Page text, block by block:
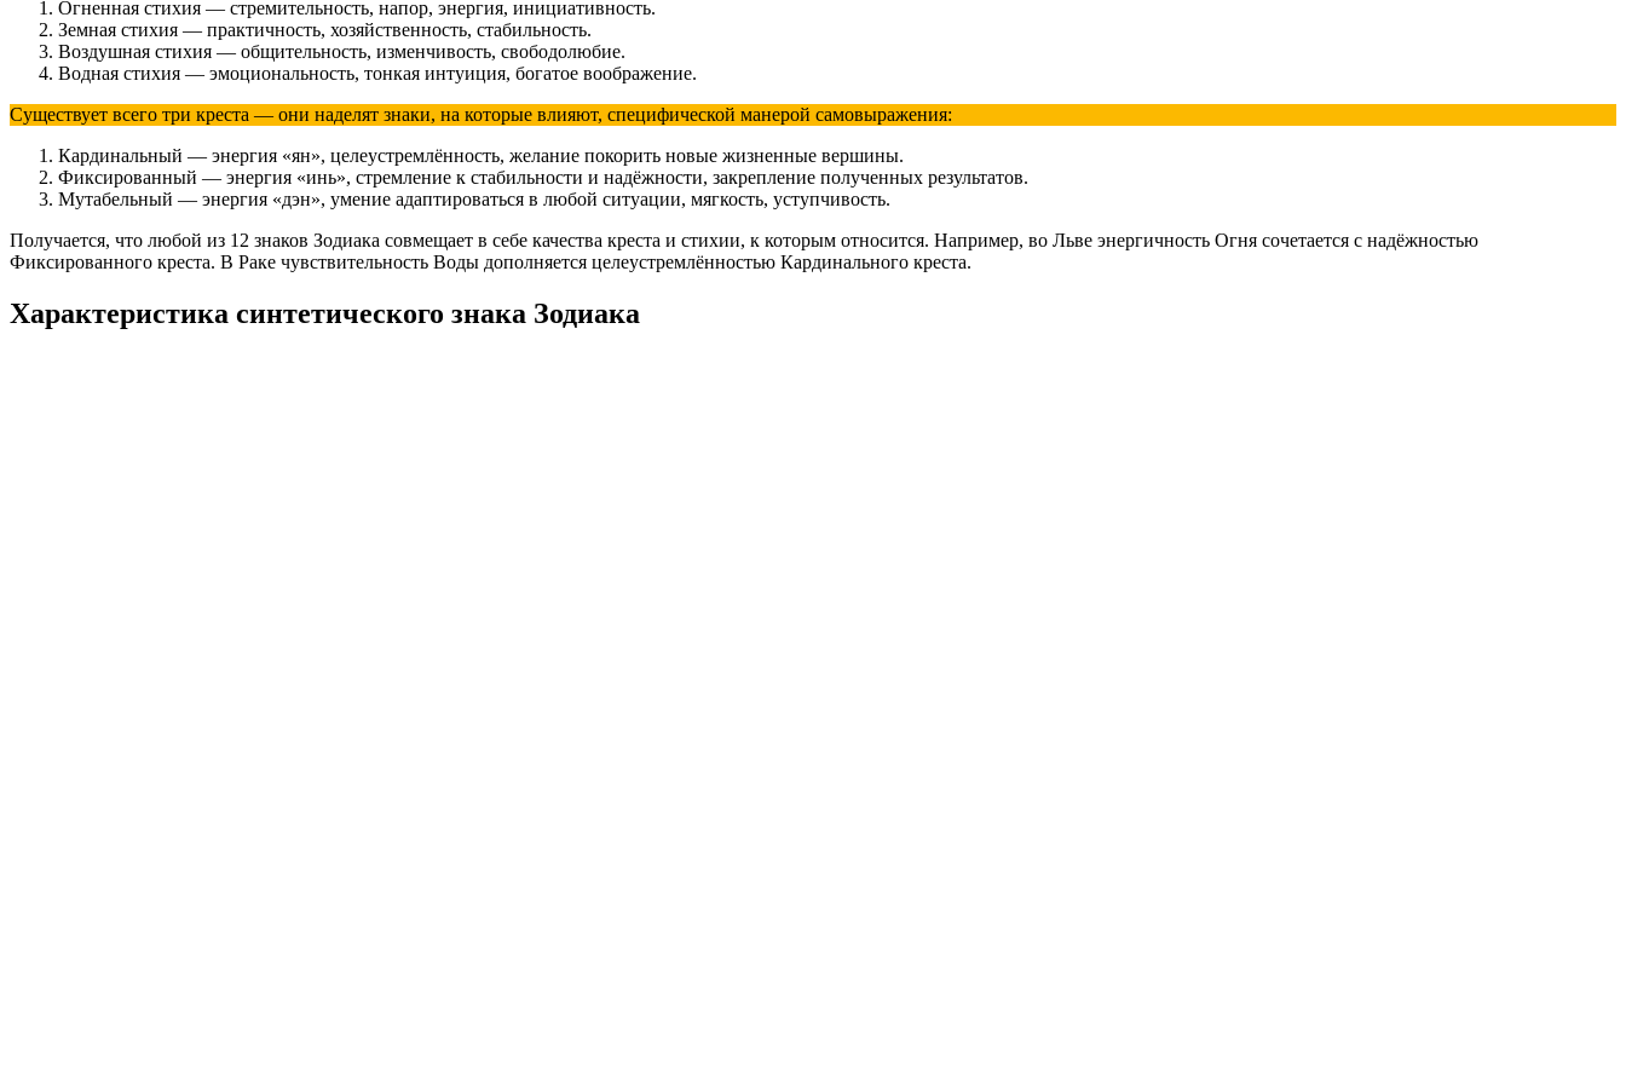
Огненная стихия — стремительность, напор, энергия, инициативность.
Земная стихия — практичность, хозяйственность, стабильность.
Воздушная стихия — общительность, изменчивость, свободолюбие.
Водная стихия — эмоциональность, тонкая интуиция, богатое воображение.
Существует всего три креста — они наделят знаки, на которые влияют, специфической манерой самовыражения:
Кардинальный — энергия «ян», целеустремлённость, желание покорить новые жизненные вершины.
Фиксированный — энергия «инь», стремление к стабильности и надёжности, закрепление полученных результатов.
Мутабельный — энергия «дэн», умение адаптироваться в любой ситуации, мягкость, уступчивость.
Получается, что любой из 12 знаков Зодиака совмещает в себе качества креста и стихии, к которым относится. Например, во Льве энергичность Огня сочетается с надёжностью
Фиксированного креста. В Раке чувствительность Воды дополняется целеустремлённостью Кардинального креста.
Характеристика синтетического знака Зодиака